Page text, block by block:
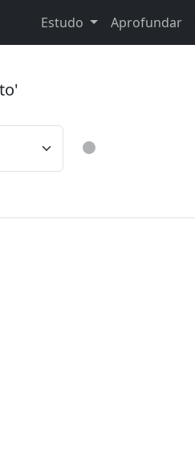
Estudo Aprofundar